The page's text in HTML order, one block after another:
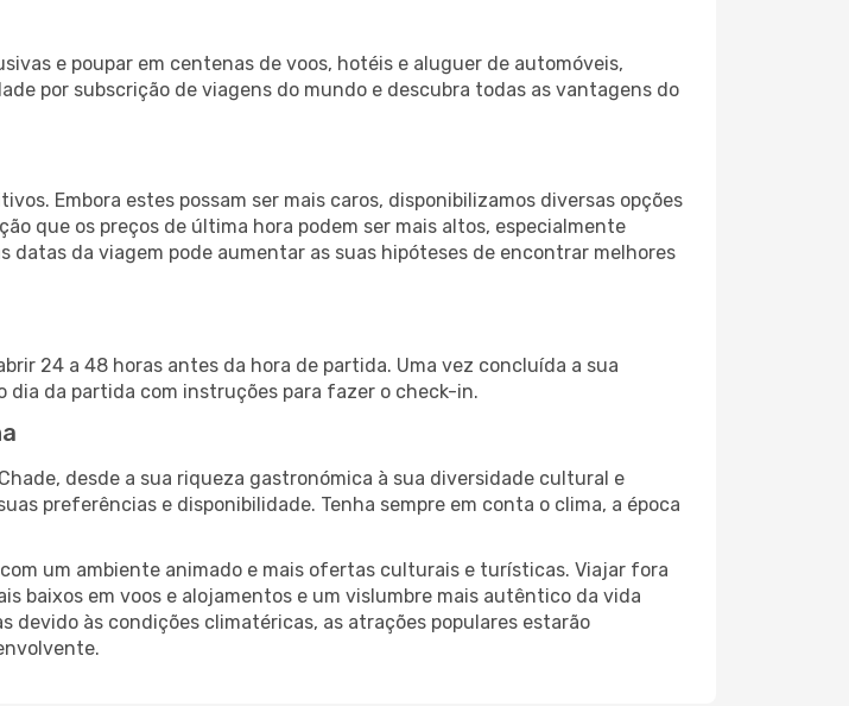
e poupar em centenas de voos, hotéis e aluguer de automóveis,
por subscrição de viagens do mundo e descubra todas as vantagens do
Embora estes possam ser mais caros, disponibilizamos diversas opções
que os preços de última hora podem ser mais altos, especialmente
datas da viagem pode aumentar as suas hipóteses de encontrar melhores
24 a 48 horas antes da hora de partida. Uma vez concluída a sua
dia da partida com instruções para fazer o check-in.
desde a sua riqueza gastronómica à sua diversidade cultural e
preferências e disponibilidade. Tenha sempre em conta o clima, a época
um ambiente animado e mais ofertas culturais e turísticas. Viajar fora
baixos em voos e alojamentos e um vislumbre mais autêntico da vida
devido às condições climatéricas, as atrações populares estarão